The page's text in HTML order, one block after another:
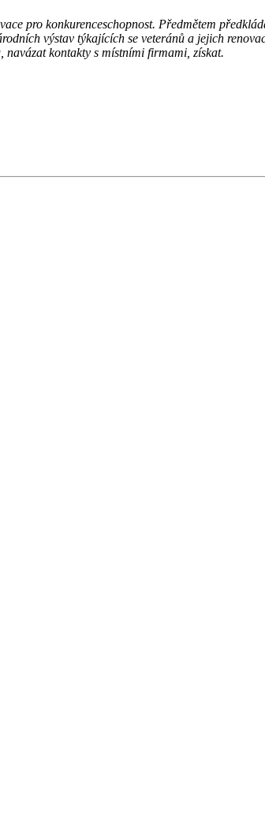
pro konkurenceschopnost. Předmětem
výstav týkajících se veteránů a jejich
navázat kontakty s místními firmami, získat.